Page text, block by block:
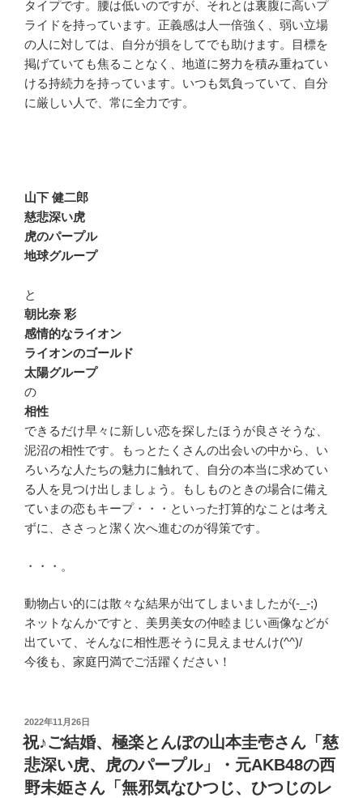
タイプです。腰は低いのですが、それとは裏腹に高いプ
ライドを持っています。正義感は人一倍強く、弱い立場
の人に対しては、自分が損をしてでも助けます。目標を
掲げていても焦ることなく、地道に努力を積み重ねてい
ける持続力を持っています。いつも気負っていて、自分
に厳しい人で、常に全力です。
山下 健二郎
慈悲深い虎
虎のパープル
地球グループ
と
朝比奈 彩
感情的なライオン
ライオンのゴールド
太陽グループ
の
相性
できるだけ早々に新しい恋を探したほうが良さそうな、
泥沼の相性です。もっとたくさんの出会いの中から、い
ろいろな人たちの魅力に触れて、自分の本当に求めてい
る人を見つけ出しましょう。もしものときの場合に備え
ていまの恋もキープ・・・といった打算的なことは考え
ずに、ささっと潔く次へ進むのが得策です。
・・・。
動物占い的には散々な結果が出てしまいましたが(-_-;)
ネットなんかですと、美男美女の仲睦まじい画像などが
出ていて、そんなに相性悪そうに見えませんけ(^^)/
今後も、家庭円満でご活躍ください！
投
稿
日:
2022年11月26日
祝♪ご結婚、極楽とんぼの山本圭壱さん「慈
悲深い虎、虎のパープル」・元AKB48の西
野未姫さん「無邪気なひつじ、ひつじのレ